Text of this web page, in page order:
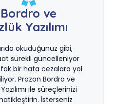
Bordro ve
Yazılımı
okuduğunuz gibi,
sürekli güncelleniyor
bir hata cezalara yol
Prozon Bordro ve
ile süreçlerinizi
İsterseniz